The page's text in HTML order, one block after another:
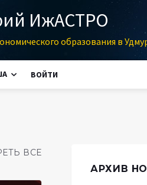
ИжАСТРО
образования в
ВОЙТИ
ВСЕ
АРХИВ